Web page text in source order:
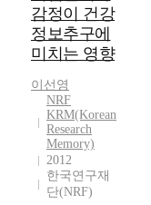
감정이 건강
정보추구에
미치는 영향
이선영
NRF
KRM(Korean
Research
Memory)
2012
한국연구재
단(NRF)